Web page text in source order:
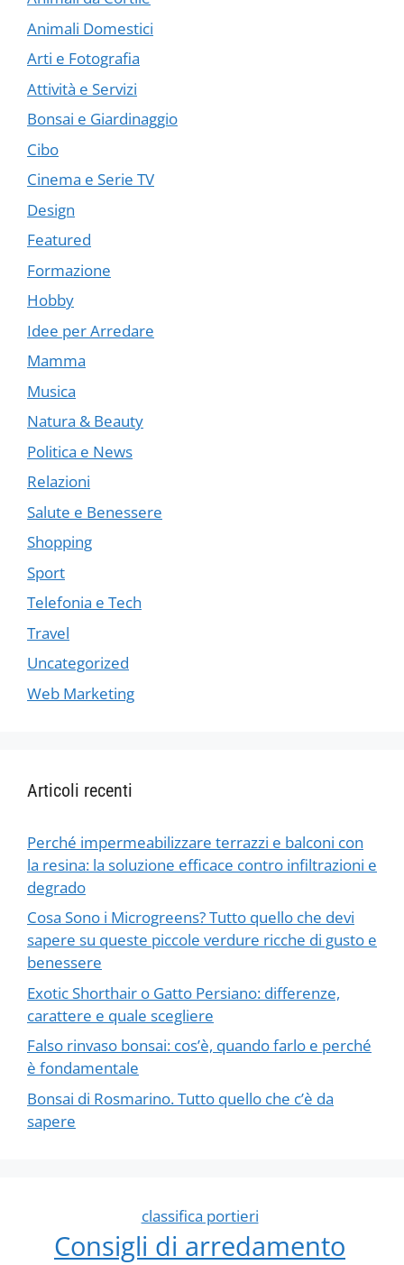
Animali Domestici
Arti e Fotografia
Attività e Servizi
Bonsai e Giardinaggio
Cibo
Cinema e Serie TV
Design
Featured
Formazione
Hobby
Idee per Arredare
Mamma
Musica
Natura & Beauty
Politica e News
Relazioni
Salute e Benessere
Shopping
Sport
Telefonia e Tech
Travel
Uncategorized
Web Marketing
Articoli recenti
Perché impermeabilizzare terrazzi e balconi con
la resina: la soluzione efficace contro infiltrazioni e
degrado
Cosa Sono i Microgreens? Tutto quello che devi
sapere su queste piccole verdure ricche di gusto e
benessere
Exotic Shorthair o Gatto Persiano: differenze,
carattere e quale scegliere
Falso rinvaso bonsai: cos’è, quando farlo e perché
è fondamentale
Bonsai di Rosmarino. Tutto quello che c’è da
sapere
classifica portieri
Consigli di arredamento